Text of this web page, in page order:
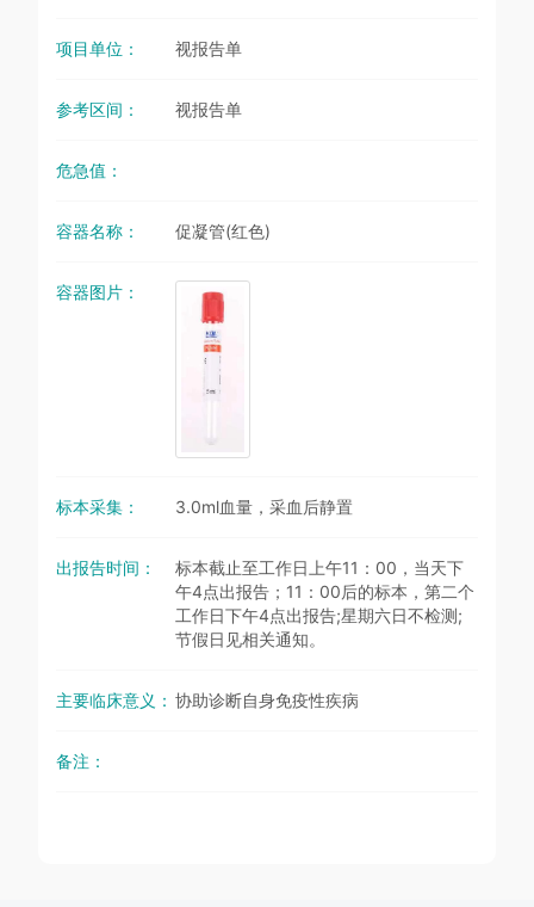
项目单位： 视报告单
参考区间： 视报告单
危急值：
容器名称： 促凝管(红色)
容器图片：
标本采集： 3.0ml血量，采血后静置
出报告时间：
标本截止至工作日上午11：00，当天下
午4点出报告；11：00后的标本，第二个
工作日下午4点出报告;星期六日不检测;
节假日见相关通知。
主要临床意义： 协助诊断自身免疫性疾病
备注：